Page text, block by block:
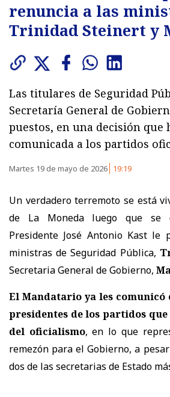
renuncia a las
Trinidad Steinert y
Las titulares de Seguridad
Secretaría General de
puestos, en una decisión que
comunicada a los partidos
Martes 19 de mayo de 2026 19:19
Un verdadero terremoto se está
de La Moneda luego que se
Presidente José Antonio Kast le
ministras de Seguridad Pública,
Secretaria General de Gobierno,
El Mandatario ya les comunicó
presidentes de los partidos
del oficialismo, en lo que
remezón para el Gobierno, a
dos de las secretarias de Estado